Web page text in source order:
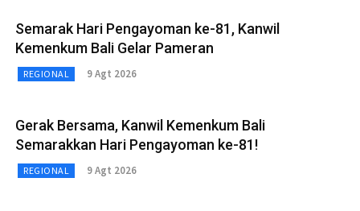
Semarak Hari Pengayoman ke-81, Kanwil
Kemenkum Bali Gelar Pameran
REGIONAL 9 Agt 2026
Gerak Bersama, Kanwil Kemenkum Bali
Semarakkan Hari Pengayoman ke-81!
REGIONAL 9 Agt 2026